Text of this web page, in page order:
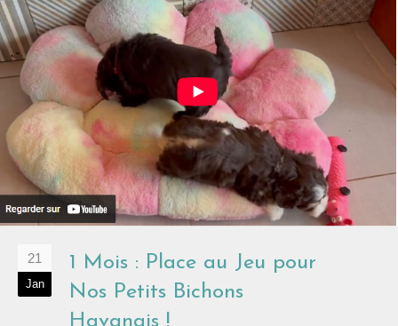
21
Jan
1 Mois : Place au Jeu pour
Nos Petits Bichons
Havanais !